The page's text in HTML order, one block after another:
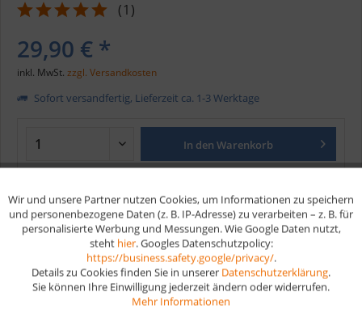
(1 )
29,90 € *
inkl. MwSt. zzgl. Versandkosten
Sofort versandfertig, Lieferzeit ca. 1-3 Werktage
In den Warenkorb
Merken
Artikel-Nr.:
164
9783961591824
Vorteile
Funktionale Aktiv
Aktiv
Wir und unsere Partner nutzen Cookies, um Informationen zu speichern
und personenbezogene Daten (z. B. IP-Adresse) zu verarbeiten – z. B. für
personalisierte Werbung und Messungen. Wie Google Daten nutzt,
steht hier. Googles Datenschutzpolicy:
https://business.safety.google/privacy/.
Details zu Cookies finden Sie in unserer Datenschutzerklärung.
Sie können Ihre Einwilligung jederzeit ändern oder widerrufen.
Mehr Informationen